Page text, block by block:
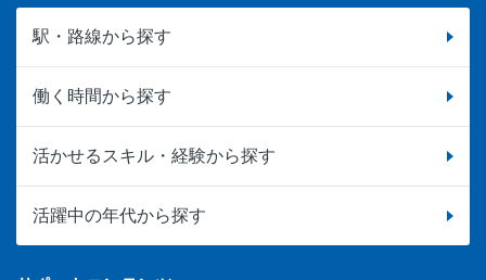
駅・路線から探す
働く時間から探す
活かせるスキル・経験から探す
活躍中の年代から探す